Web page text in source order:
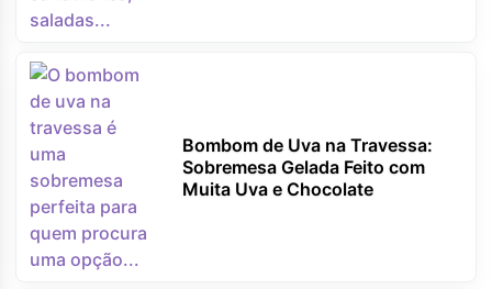
Bombom de Uva na Travessa:
Sobremesa Gelada Feito com
Muita Uva e Chocolate